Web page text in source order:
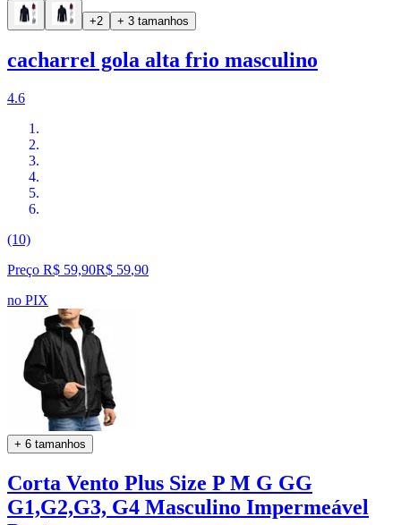
+2 + 3 tamanhos
cacharrel gola alta frio masculino
4.6
(10)
Preço R$ 59,90R$ 59,90
no PIX
+ 6 tamanhos
Corta Vento Plus Size P M G GG
G1,G2,G3, G4 Masculino Impermeável